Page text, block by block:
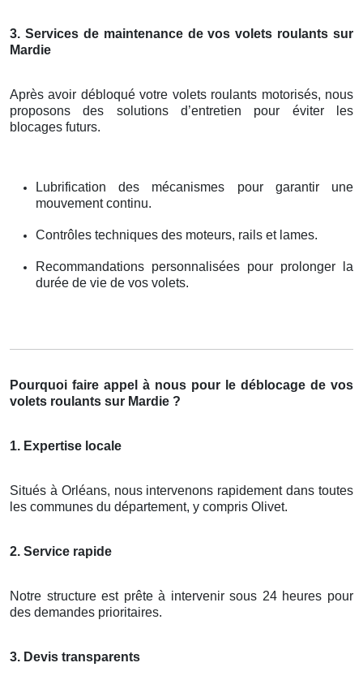
3. Services de maintenance de vos volets roulants sur
Mardie
Après avoir débloqué votre volets roulants motorisés, nous
proposons des solutions d’entretien pour éviter les
blocages futurs.
Lubrification des mécanismes pour garantir une
mouvement continu.
Contrôles techniques des moteurs, rails et lames.
Recommandations personnalisées pour prolonger la
durée de vie de vos volets.
Pourquoi faire appel à nous pour le déblocage de vos
volets roulants sur Mardie ?
1. Expertise locale
Situés à Orléans, nous intervenons rapidement dans toutes
les communes du département, y compris Olivet.
2. Service rapide
Notre structure est prête à intervenir sous 24 heures pour
des demandes prioritaires.
3. Devis transparents